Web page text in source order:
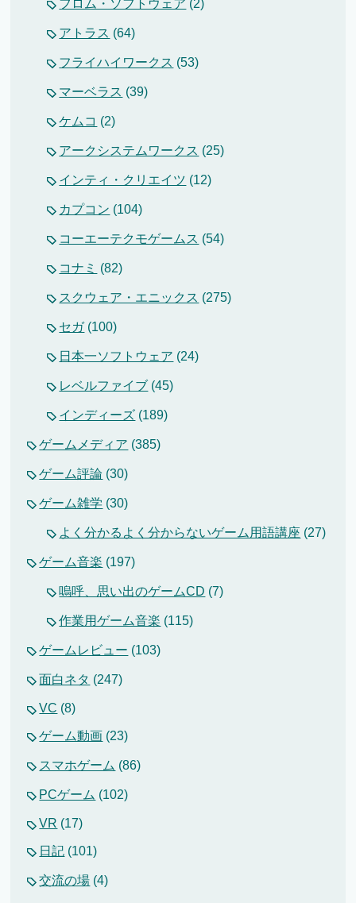
フロム・ソフトウェア (2)
アトラス (64)
フライハイワークス (53)
マーベラス (39)
ケムコ (2)
アークシステムワークス (25)
インティ・クリエイツ (12)
カプコン (104)
コーエーテクモゲームス (54)
コナミ (82)
スクウェア・エニックス (275)
セガ(100)
日本一ソフトウェア (24)
レベルファイブ (45)
インディーズ (189)
ゲームメディア (385)
ゲーム評論 (30)
ゲーム雑学 (30)
よく分かるよく分からないゲーム用語講座 (27)
ゲーム音楽 (197)
嗚呼、思い出のゲームCD (7)
作業用ゲーム音楽 (115)
ゲームレビュー (103)
面白ネタ (247)
VC (8)
ゲーム動画 (23)
スマホゲーム (86)
PCゲーム (102)
VR (17)
日記 (101)
交流の場 (4)